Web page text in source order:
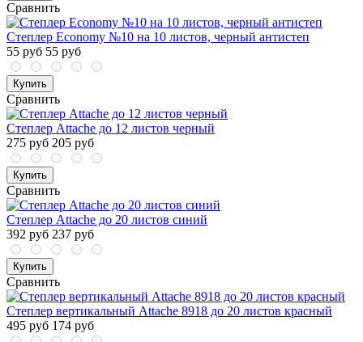
Сравнить
Степлер Economy №10 на 10 листов, черный антистеп
55 руб 55 руб
Купить
Сравнить
Степлер Attache до 12 листов черный
275 руб 205 руб
Купить
Сравнить
Степлер Attache до 20 листов синий
392 руб 237 руб
Купить
Сравнить
Степлер вертикальный Attache 8918 до 20 листов красный
495 руб 174 руб